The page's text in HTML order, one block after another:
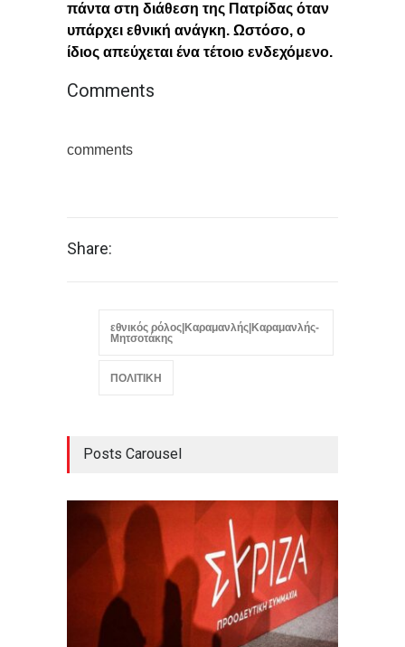
πάντα στη διάθεση της Πατρίδας όταν
υπάρχει εθνική ανάγκη. Ωστόσο, ο
ίδιος απεύχεται ένα τέτοιο ενδεχόμενο.
Comments
comments
Share:
εθνικός ρόλος|Καραμανλής|Καραμανλής-
Μητσοτάκης
ΠΟΛΙΤΙΚΗ
Posts Carousel